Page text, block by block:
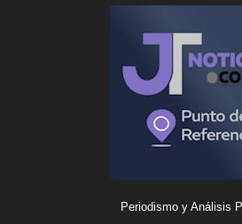
Periodismo y Análisis